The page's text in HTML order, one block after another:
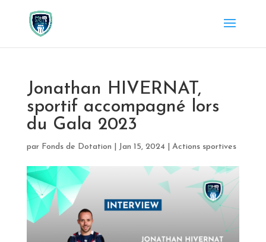
Jonathan HIVERNAT,
sportif accompagné lors
du Gala 2023
par Fonds de Dotation Jan 15, 2024| Actions sportives